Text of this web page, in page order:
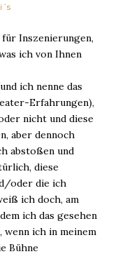
Inszenierungen,
ich von Ihnen
ich nenne das
Erfahrungen),
nicht und diese
aber dennoch
abstoßen und
diese
oder die ich
ich doch, am
ich das gesehen
wenn ich in meinem
Bühne